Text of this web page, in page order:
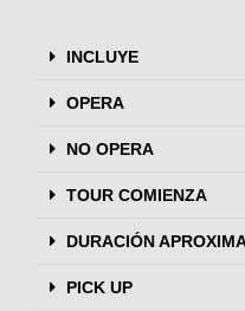
INCLUYE
OPERA
NO OPERA
TOUR COMIENZA
DURACIÓN
PICK UP